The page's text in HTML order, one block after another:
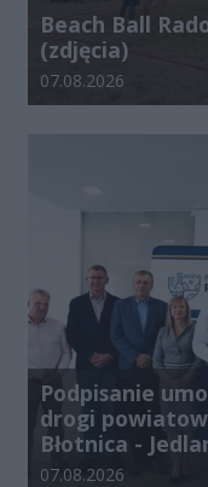
Beach Ball
(zdjęcia)
Data dodania galerii:
07.08.2026
Podpisanie
drogi
Błotnica -
Data dodania galerii:
07.08.2026